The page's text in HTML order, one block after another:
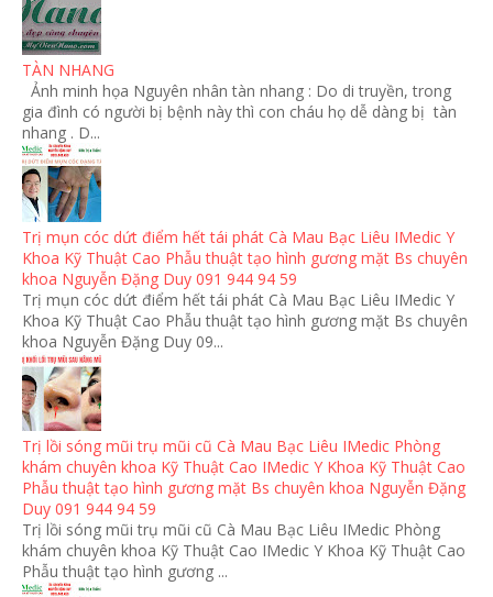
TÀN NHANG
Ảnh minh họa Nguyên nhân tàn nhang : Do di truyền, trong
gia đình có người bị bệnh này thì con cháu họ dễ dàng bị tàn
nhang . D...
Trị mụn cóc dứt điểm hết tái phát Cà Mau Bạc Liêu IMedic Y
Khoa Kỹ Thuật Cao Phẫu thuật tạo hình gương mặt Bs chuyên
khoa Nguyễn Đặng Duy 091 944 94 59
Trị mụn cóc dứt điểm hết tái phát Cà Mau Bạc Liêu IMedic Y
Khoa Kỹ Thuật Cao Phẫu thuật tạo hình gương mặt Bs chuyên
khoa Nguyễn Đặng Duy 09...
Trị lồi sóng mũi trụ mũi cũ Cà Mau Bạc Liêu IMedic Phòng
khám chuyên khoa Kỹ Thuật Cao IMedic Y Khoa Kỹ Thuật Cao
Phẫu thuật tạo hình gương mặt Bs chuyên khoa Nguyễn Đặng
Duy 091 944 94 59
Trị lồi sóng mũi trụ mũi cũ Cà Mau Bạc Liêu IMedic Phòng
khám chuyên khoa Kỹ Thuật Cao IMedic Y Khoa Kỹ Thuật Cao
Phẫu thuật tạo hình gương ...